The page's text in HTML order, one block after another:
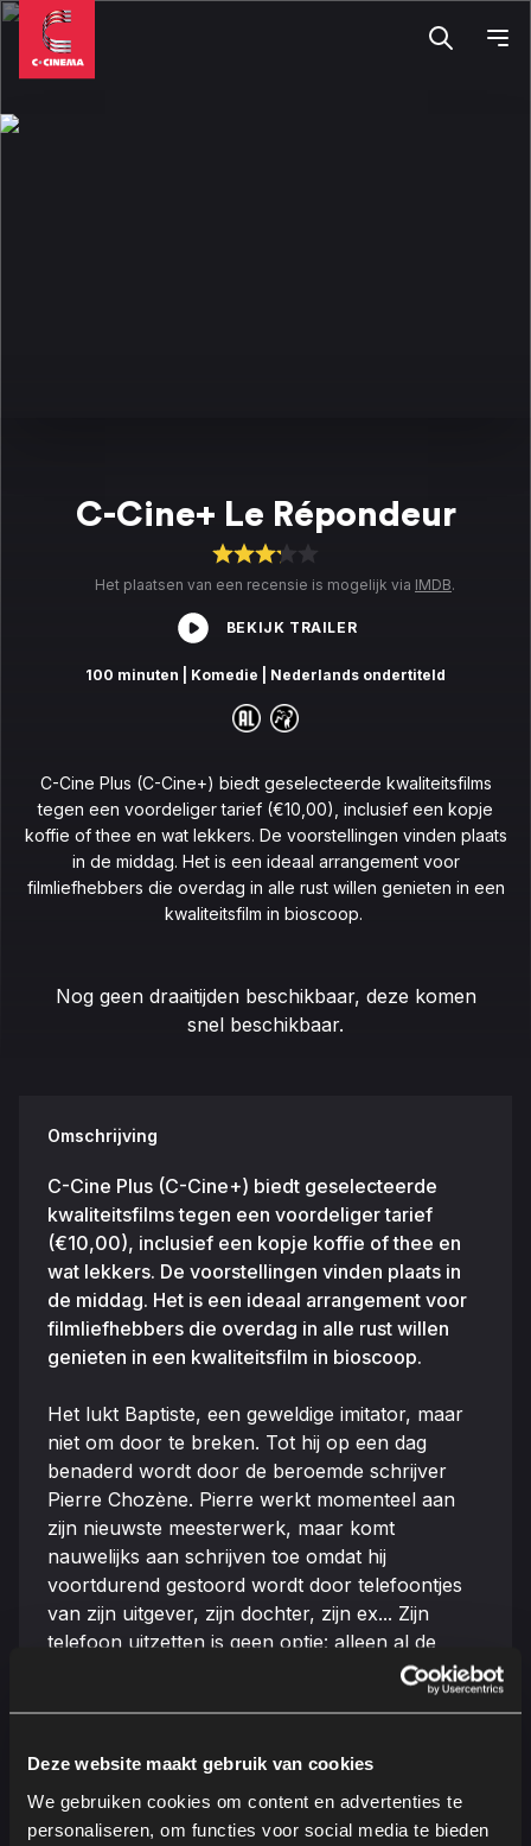
Deze website maakt gebruik van cookies
We gebruiken cookies om content en advertenties te
personaliseren, om functies voor social media te bieden
C-Cine+ Le Répondeur
Het plaatsen van een recensie is mogelijk via IMDB.
BEKIJK TRAILER
100 minuten | Komedie | Nederlands ondertiteld
C-Cine Plus (C-Cine+) biedt geselecteerde kwaliteitsfilms
tegen een voordeliger tarief (€10,00), inclusief een kopje
koffie of thee en wat lekkers. De voorstellingen vinden plaats
in de middag. Het is een ideaal arrangement voor
filmliefhebbers die overdag in alle rust willen genieten in een
kwaliteitsfilm in bioscoop.
Nog geen draaitijden beschikbaar, deze komen
snel beschikbaar.
Omschrijving
C-Cine Plus (C-Cine+) biedt geselecteerde
kwaliteitsfilms tegen een voordeliger tarief
(€10,00), inclusief een kopje koffie of thee en
wat lekkers. De voorstellingen vinden plaats in
de middag. Het is een ideaal arrangement voor
filmliefhebbers die overdag in alle rust willen
genieten in een kwaliteitsfilm in bioscoop.
Het lukt Baptiste, een geweldige imitator, maar
niet om door te breken. Tot hij op een dag
benaderd wordt door de beroemde schrijver
Pierre Chozène. Pierre werkt momenteel aan
zijn nieuwste meesterwerk, maar komt
nauwelijks aan schrijven toe omdat hij
voortdurend gestoord wordt door telefoontjes
van zijn uitgever, zijn dochter, zijn ex... Zijn
telefoon uitzetten is geen optie: alleen al de
gedachte aan alle af te luisteren voicemails
maakt hem gek. Hij stelt Baptiste voor om zijn
Pierres stem eigen te maken en zich als hem
te pakken en neemt hij niet alleen Pierres
telefoon, maar ook zijn leven over. Winnaar